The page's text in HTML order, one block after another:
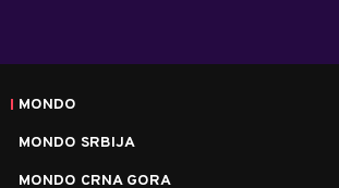
MONDO
MONDO SRBIJA
MONDO CRNA GORA